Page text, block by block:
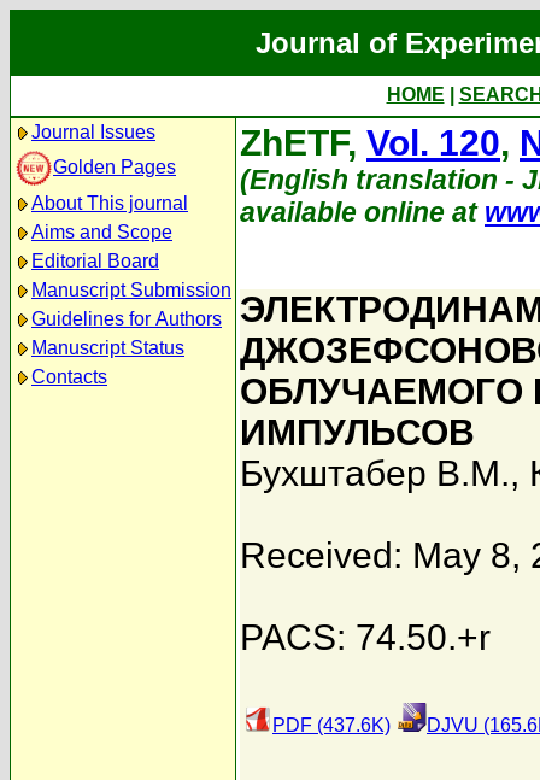
Journal of
HOME
Journal Issues
Golden Pages
About This journal
Aims and Scope
Editorial Board
Manuscript Submission
Guidelines for Authors
Manuscript Status
Contacts
ZhETF, Vol. 120,
(English translation -
available online at
ОБЛУЧАЕМОГО
ИМПУЛЬСОВ
Бухштабер В.М.,
Received: May 8,
PACS: 74.50.+r
PDF (437.6K) DJVU